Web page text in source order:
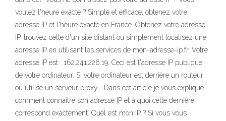
voulez l'heure exacte ? Simple et efficace, obtenez votre
adresse IP et l'heure exacte en France. Obtenez votre adresse
IP, trouvez celle d'un site distant ou simplement localisez une
adresse IP en utilisant les services de mon-adresse-ip.fr. Votre
adresse IP est : 162.241.226.19. Ceci est l'adresse IP publique
de votre ordinateur. Si votre ordinateur est derrière un routeur
ou utilise un serveur proxy Dans cet article je vous explique
comment connaitre son adresse IP et à quoi cette dernière
correspond exactement. Quel est mon IP ? Si vous vous